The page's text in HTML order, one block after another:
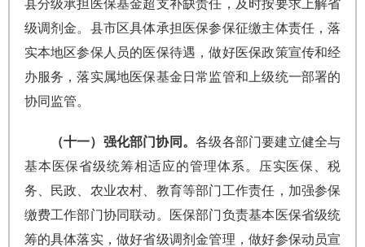
县分级承担医保基金超支补缺责任，及时按要求上解省
级调剂金。县市区具体承担医保参保征缴主体责任，落
实本地区参保人员的医保待遇，做好医保政策宣传和经
办服务，落实属地医保基金日常监管和上级统一部署的
协同监管。
（十一）强化部门协同。各级各部门要建立健全与
基本医保省级统筹相适应的管理体系。压实医保、税
务、民政、农业农村、教育等部门工作责任，加强参保
缴费工作部门协同联动。医保部门负责基本医保省级统
筹的具体落实，做好省级调剂金管理，做好参保动员宣